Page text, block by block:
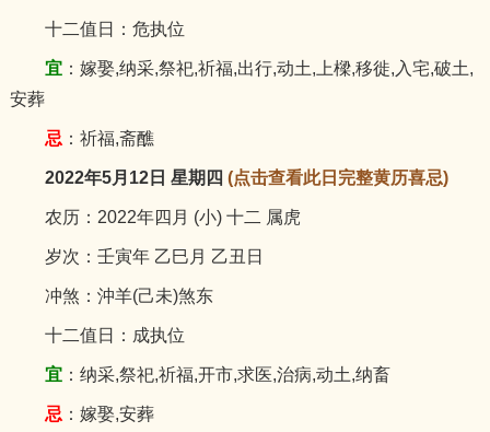
十二值日：危执位
宜：嫁娶,纳采,祭祀,祈福,出行,动土,上樑,移徙,入宅,破土,
安葬
忌 ：祈福,斋醮
2022年5月12日 星期四 (点击查看此日完整黄历喜忌)
农历：2022年四月 (小) 十二 属虎
岁次：壬寅年 乙巳月 乙丑日
冲煞：沖羊(己未)煞东
十二值日：成执位
宜：纳采,祭祀,祈福,开市,求医,治病,动土,纳畜
忌 ：嫁娶,安葬